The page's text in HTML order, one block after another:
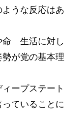
うな反応はあ
命 生活に対し
が党の基本理
ープステート
ていることに